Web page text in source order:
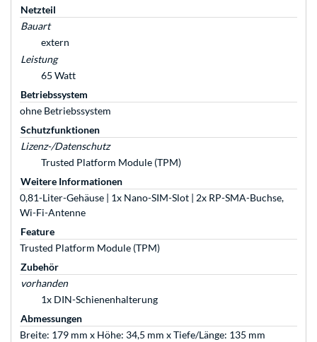
Netzteil
Bauart
extern
Leistung
65 Watt
Betriebssystem
ohne Betriebssystem
Schutzfunktionen
Lizenz-/Datenschutz
Trusted Platform Module (TPM)
Weitere Informationen
0,81-Liter-Gehäuse | 1x Nano-SIM-Slot | 2x RP-SMA-Buchse,
Wi-Fi-Antenne
Feature
Trusted Platform Module (TPM)
Zubehör
vorhanden
1x DIN-Schienenhalterung
Abmessungen
Breite: 179 mm x Höhe: 34,5 mm x Tiefe/Länge: 135 mm